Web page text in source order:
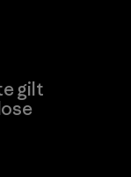
gilt